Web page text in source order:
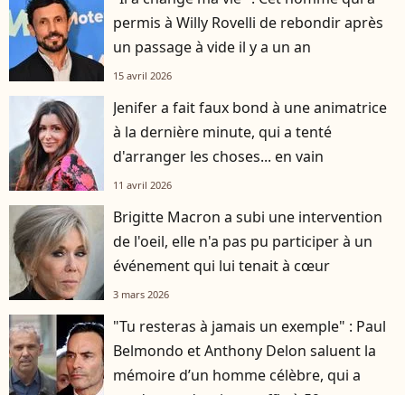
permis à Willy Rovelli de rebondir après
un passage à vide il y a un an
15 avril 2026
Jenifer a fait faux bond à une animatrice
à la dernière minute, qui a tenté
d'arranger les choses... en vain
11 avril 2026
Brigitte Macron a subi une intervention
de l'oeil, elle n'a pas pu participer à un
événement qui lui tenait à cœur
3 mars 2026
"Tu resteras à jamais un exemple" : Paul
Belmondo et Anthony Delon saluent la
mémoire d’un homme célèbre, qui a